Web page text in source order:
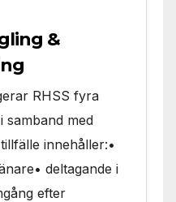
&
RHSS fyra
samband med
innehåller:•
deltagande i
efter